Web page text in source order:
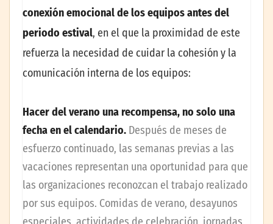
conexión emocional de los equipos antes del
periodo estival, en el que la proximidad de este
refuerza la necesidad de cuidar la cohesión y la
comunicación interna de los equipos:
Hacer del verano una recompensa, no solo una
fecha en el calendario. Después de meses de
esfuerzo continuado, las semanas previas a las
vacaciones representan una oportunidad para que
las organizaciones reconozcan el trabajo realizado
por sus equipos. Comidas de verano, desayunos